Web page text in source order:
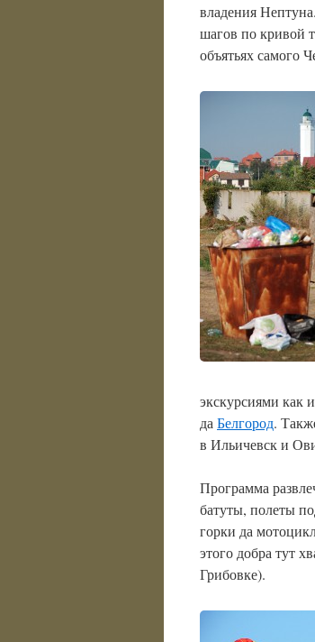
владения
шагов по кривой
объятьях самого
экскурсиями как
да Белгород.
в Ильичевск и
Программа
батуты, полеты
горки да
этого добра тут
Грибовке).